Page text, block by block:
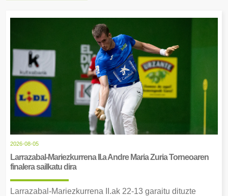
2026-08-05
Larrazabal-Mariezkurrena II.a Andre Maria Zuria Torneoaren
finalera sailkatu dira
Larrazabal-Mariezkurrena II.ak 22-13 garaitu dituzte